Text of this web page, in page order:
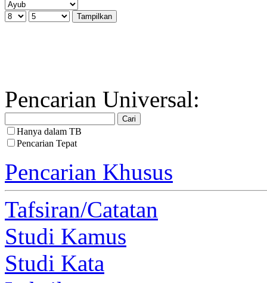
Pencarian Universal:
Hanya dalam TB
Pencarian Tepat
Pencarian Khusus
Tafsiran/Catatan
Studi Kamus
Studi Kata